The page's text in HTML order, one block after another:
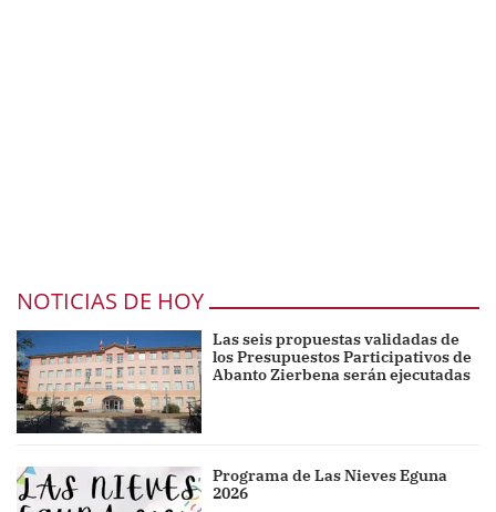
NOTICIAS DE HOY
Las seis propuestas validadas de
los Presupuestos Participativos de
Abanto Zierbena serán ejecutadas
Programa de Las Nieves Eguna
2026